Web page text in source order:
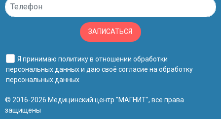
ЗАПИСАТЬСЯ
Я принимаю политику в отношении обработки
персональных данныхи даю своё согласие на обработку
персональных данных
© 2016-2026 Медицинский центр "МАГНИТ", все права
защищены